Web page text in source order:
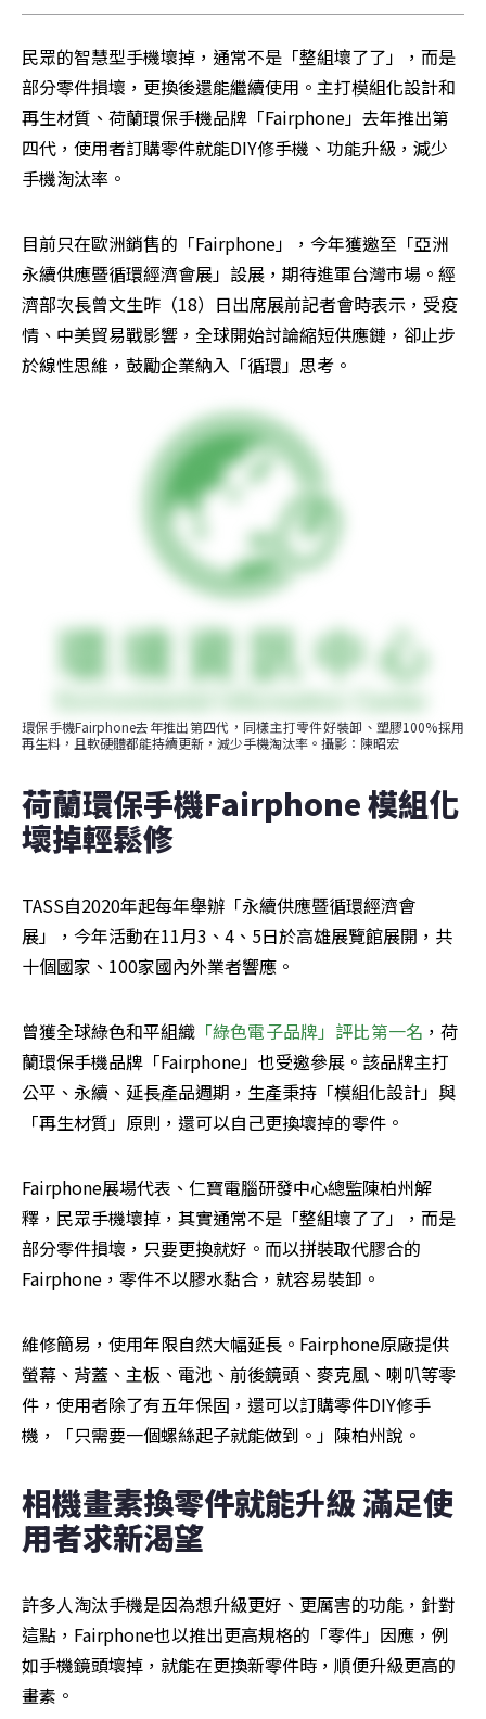
民眾的智慧型手機壞掉，通常不是「整組壞了了」，而是
部分零件損壞，更換後還能繼續使用。主打模組化設計和
再生材質、荷蘭環保手機品牌「Fairphone」去年推出第
四代，使用者訂購零件就能DIY修手機、功能升級，減少
手機淘汰率。
目前只在歐洲銷售的「Fairphone」，今年獲邀至「亞洲
永續供應暨循環經濟會展」設展，期待進軍台灣市場。經
濟部次長曾文生昨（18）日出席展前記者會時表示，受疫
情、中美貿易戰影響，全球開始討論縮短供應鏈，卻止步
於線性思維，鼓勵企業納入「循環」思考。
環保手機Fairphone去年推出第四代，同樣主打零件好裝卸、塑膠100%採用
再生料，且軟硬體都能持續更新，減少手機淘汰率。攝影：陳昭宏
荷蘭環保手機Fairphone 模組化
壞掉輕鬆修
TASS自2020年起每年舉辦「永續供應暨循環經濟會
展」，今年活動在11月3、4、5日於高雄展覽館展開，共
十個國家、100家國內外業者響應。
曾獲全球綠色和平組織 「綠色電子品牌」評比第一名 ，荷
蘭環保手機品牌「Fairphone」也受邀參展。該品牌主打
公平、永續、延長產品週期，生產秉持「模組化設計」與
「再生材質」原則，還可以自己更換壞掉的零件。
Fairphone展場代表、仁寶電腦研發中心總監陳柏州解
釋，民眾手機壞掉，其實通常不是「整組壞了了」，而是
部分零件損壞，只要更換就好。而以拼裝取代膠合的
Fairphone，零件不以膠水黏合，就容易裝卸。
維修簡易，使用年限自然大幅延長。Fairphone原廠提供
螢幕、背蓋、主板、電池、前後鏡頭、麥克風、喇叭等零
件，使用者除了有五年保固，還可以訂購零件DIY修手
機，「只需要一個螺絲起子就能做到。」陳柏州說。
相機畫素換零件就能升級 滿足使
用者求新渴望
許多人淘汰手機是因為想升級更好、更厲害的功能，針對
這點，Fairphone也以推出更高規格的「零件」因應，例
如手機鏡頭壞掉，就能在更換新零件時，順便升級更高的
畫素。